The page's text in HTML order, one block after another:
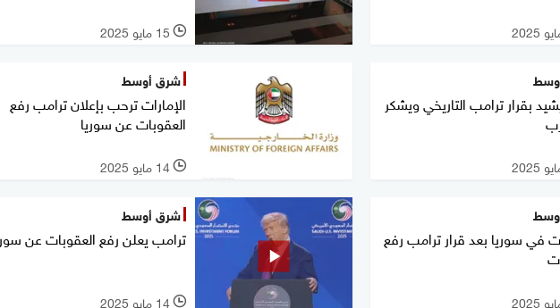
l 15 مايو 2025
بقرار ترامب التاريخي ويشكر
شرق أوسط
الإمارات ترحب بإعلان ترامب رفع
العقوبات عن سوريا
l 14 مايو 2025
في سوريا بعد قرار ترامب رفع
شرق أوسط
ترامب يعلن رفع العقوبات عن
l 14 مايو 2025